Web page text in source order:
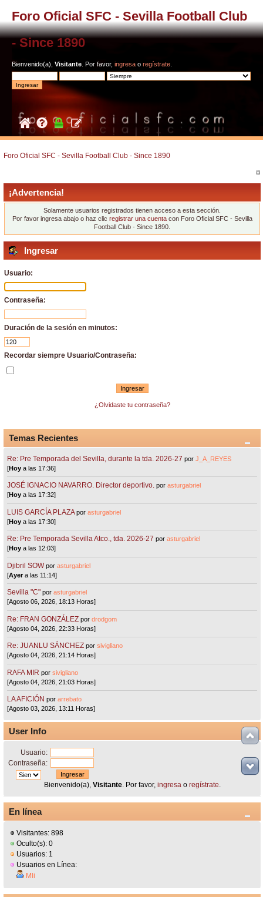
Foro Oficial SFC - Sevilla Football Club
- Since 1890
Bienvenido(a), Visitante . Por favor, ingresa o regístrate
Foro Oficial SFC - Sevilla Football Club - Since 1890
¡Advertencia!
Solamente usuarios registrados tienen acceso a esta sección.
Por favor ingresa abajo o haz clic registrar una cuentacon Foro Oficial SFC - Sevilla
Football Club - Since 1890.
Ingresar
Usuario:
Contraseña:
Duración de la sesión en minutos:
Recordar siempre Usuario/Contraseña:
¿Olvidaste tu contraseña?
Temas Recientes
Re: Pre Temporada del Sevilla, durante la tda. 2026-27 porJ_A_REYES
[Hoy a las 17:36]
JOSÉ IGNACIO NAVARRO. Director deportivo. porasturgabriel
[Hoy a las 17:32]
LUIS GARCÍA PLAZA porasturgabriel
[Hoy a las 17:30]
Re: Pre Temporada Sevilla Atco., tda. 2026-27 porasturgabriel
[Hoy a las 12:03]
Djibril SOW porasturgabriel
[Ayera las 11:14]
Sevilla "C"porasturgabriel
[Agosto 06, 2026, 18:13 Horas]
Re: FRAN GONZÁLEZ pordrodgom
[Agosto 04, 2026, 22:33 Horas]
Re: JUANLU SÁNCHEZ porsivigliano
[Agosto 04, 2026, 21:14 Horas]
RAFA MIR porsivigliano
[Agosto 04, 2026, 21:03 Horas]
LA AFICIÓN porarrebato
[Agosto 03, 2026, 13:11 Horas]
User Info
Usuario:
Contraseña:
Bienvenido(a), Visitante. Por favor, ingresao regístrate.
En línea
Visitantes: 898
Oculto(s): 0
Usuarios: 1
Usuarios en Línea:
Mli